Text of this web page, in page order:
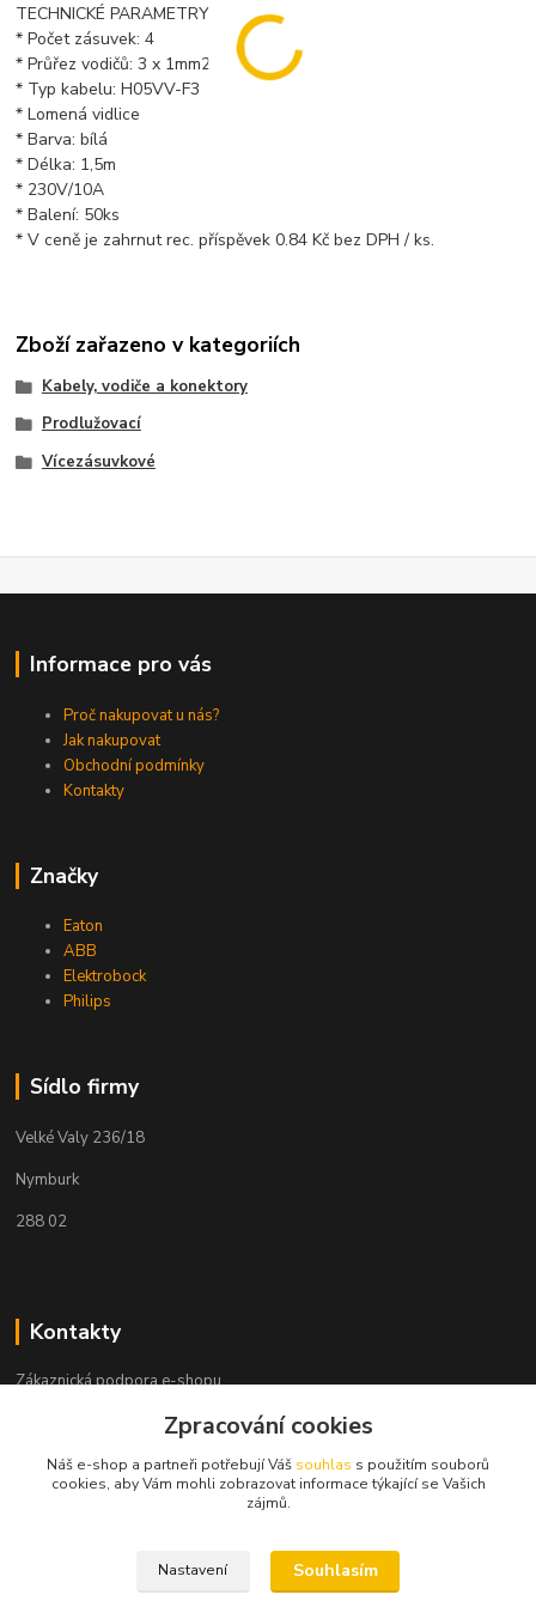
TECHNICKÉ PARAMETRY
* Počet zásuvek: 4
* Průřez vodičů: 3 x 1mm2
* Typ kabelu: H05VV-F3
* Lomená vidlice
* Barva: bílá
* Délka: 1,5m
* 230V/10A
* Balení: 50ks
* V ceně je zahrnut rec. příspěvek 0.84 Kč bez DPH / ks.
Zboží zařazeno v kategoriích
Kabely, vodiče a konektory
Prodlužovací
Vícezásuvkové
Informace pro vás
Proč nakupovat u nás?
Jak nakupovat
Obchodní podmínky
Kontakty
Značky
Eaton
ABB
Elektrobock
Philips
Sídlo firmy
Velké Valy 236/18
Nymburk
288 02
Kontakty
Zákaznická podpora e-shopu
info@elektronymburk.cz
Zpracování cookies
Náš e-shop a partneři potřebují Váš souhlas s použitím souborů
cookies, aby Vám mohli zobrazovat informace týkající se Vašich
zájmů.
Nastavení Souhlasím